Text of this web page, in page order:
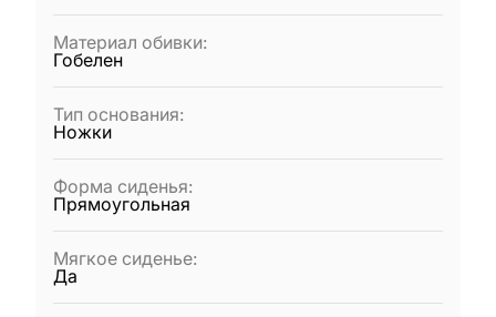
Материал обивки:
Гобелен
Тип основания:
Ножки
Форма сиденья:
Прямоугольная
Мягкое сиденье:
Да